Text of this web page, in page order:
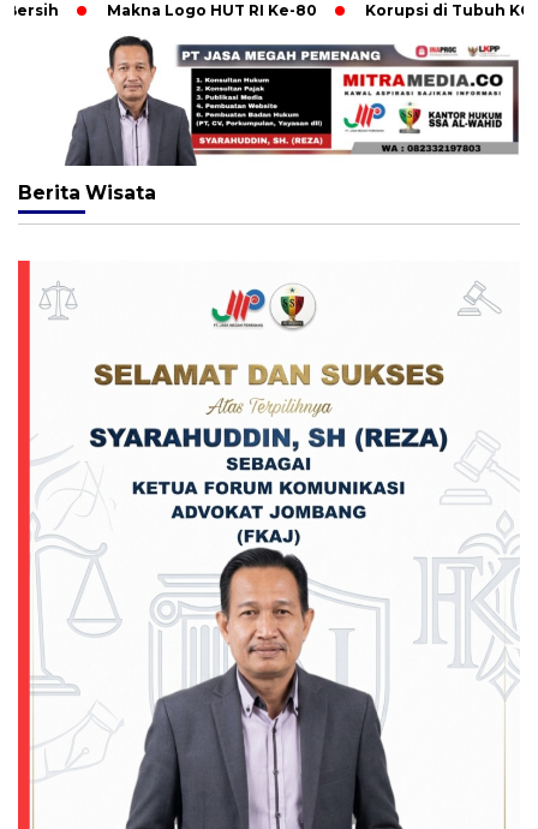
Makna Logo HUT RI Ke-80 Korupsi di Tubuh KONI
Berita Wisata